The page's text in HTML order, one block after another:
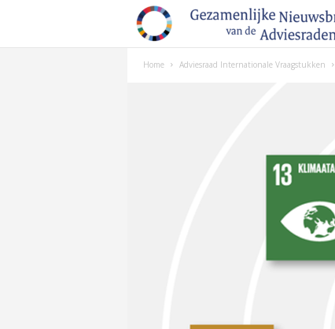
Home Adviesraad Internationale Vraagstukken